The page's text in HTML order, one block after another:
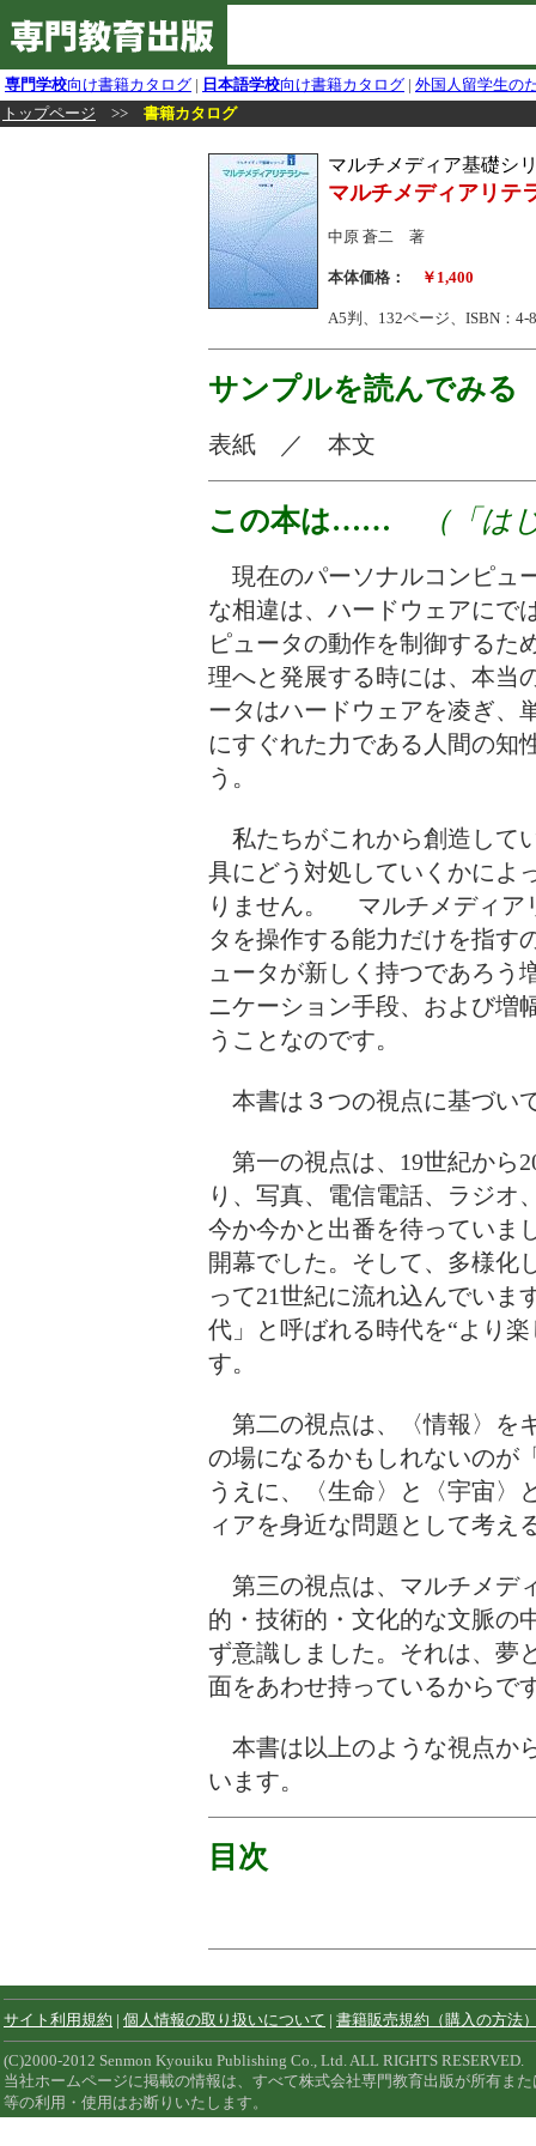
専門学校向け書籍カタログ | 日本語学校向け書籍カタログ | 外国人留学生の
トップページ >> 書籍カタログ
マルチメディア基礎シ
マルチメディアリテ
中原 蒼二 著
本体価格： ￥1,400
A5判、132ページ、ISBN：4-
サンプルを読んでみる
表紙 ／ 本文
この本は…… （「は
現在のパーソナルコンピュ
な相違は、ハードウェアに
ピュータの動作を制御するた
理へと発展する時には、本当
ータはハードウェアを凌ぎ、
にすぐれた力である人間の知
う。
私たちがこれから創造して
具にどう対処していくかによ
りません。 マルチメディア
タを操作する能力だけを指す
ュータが新しく持つであろう
ニケーション手段、および増
うことなのです。
本書は３つの視点に基づ
第一の視点は、19世紀から
り、写真、電信電話、ラジオ
今か今かと出番を待っていま
開幕でした。そして、多様化
って21世紀に流れ込んでいま
代」と呼ばれる時代を“より
す。
第二の視点は、〈情報〉を
の場になるかもしれないのが
うえに、〈生命〉と〈宇宙〉
ィアを身近な問題として考
第三の視点は、マルチメデ
的・技術的・文化的な文脈の
ず意識しました。それは、夢
面をあわせ持っているから
本書は以上のような視点か
います。
目次
サイト利用規約 | 個人情報の取り扱いについて | 書籍販売規約（購入の方法
(C)2000-2012 Senmon Kyouiku Publishing Co., Ltd. ALL RIGHTS RESERVED.
当社ホームページに掲載の情報は、すべて株式会社専門教育出版が所有ま
等の利用・使用はお断りいたします。